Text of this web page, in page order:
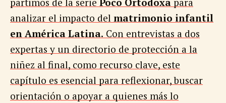
analizar el impacto del matrimonio infantil
en América Latina. Con entrevistas a dos
expertas y un directorio de protección a la
niñez al final, como recurso clave, este
capítulo es esencial para reflexionar, buscar
orientación o apoyar a quienes más lo